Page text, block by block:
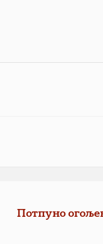
Потпуно